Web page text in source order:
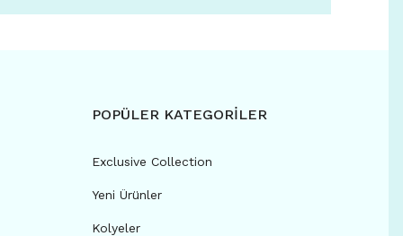
POPÜLER KATEGORİLER
Exclusive Collection
Yeni Ürünler
Kolyeler